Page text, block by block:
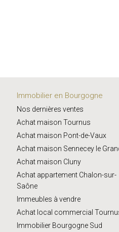
Immobilier en Bourgogne
Nos dernières ventes
Achat maison Tournus
Achat maison Pont-de-Vaux
Achat maison Sennecey le
Achat maison Cluny
Achat appartement Chalon-sur-
Saône
Immeubles à vendre
Achat local commercial
Immobilier Bourgogne Sud